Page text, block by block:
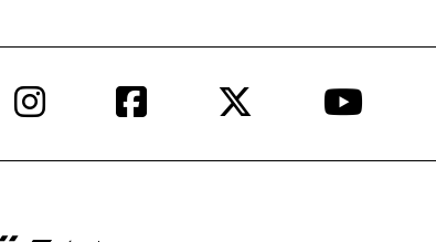
InstagramFacebook